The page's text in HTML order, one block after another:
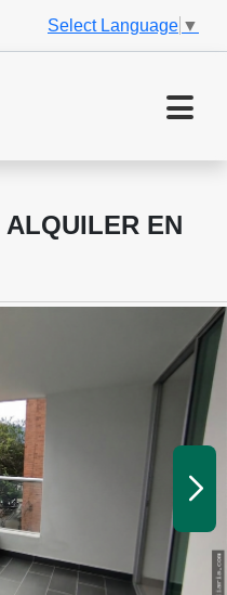
Select Language ▼
ALQUILER EN